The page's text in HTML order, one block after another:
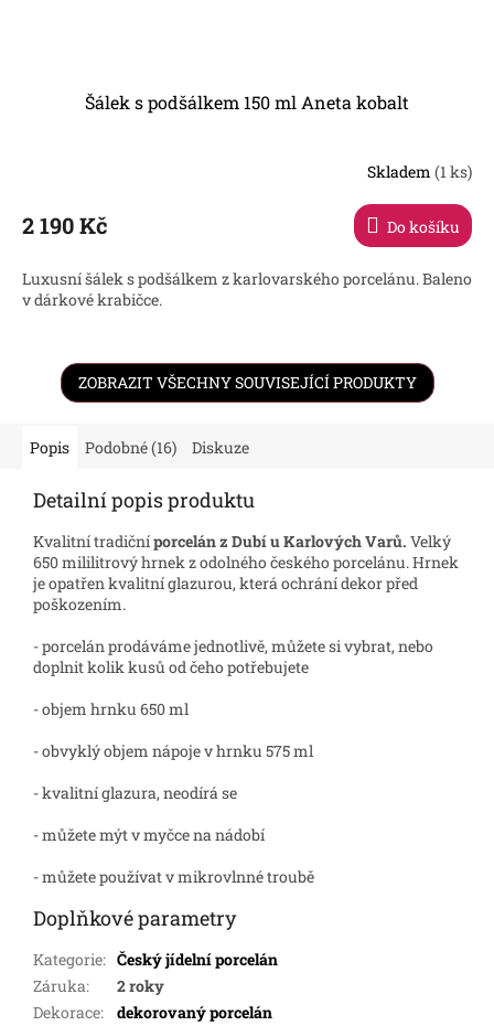
Šálek s podšálkem 150 ml Aneta kobalt
produktu
je
z
5
Skladem(1 ks)
2 190 Kč Do košíku
Luxusní šálek s podšálkem z karlovarského porcelánu. Baleno
v dárkové krabičce.
ZOBRAZIT VŠECHNY SOUVISEJÍCÍ PRODUKTY
Popis Podobné (16) Diskuze
Detailní popis produktu
Kvalitní tradičníporcelán z Dubí u Karlových Varů. Velký
650 mililitrový hrnek z odolného českého porcelánu. Hrnek
je opatřen kvalitní glazurou, která ochrání dekor před
poškozením.
- porcelán prodáváme jednotlivě, můžete si vybrat, nebo
doplnit kolik kusů od čeho potřebujete
- objem hrnku 650 ml
- obvyklý objem nápoje v hrnku 575 ml
- kvalitní glazura, neodírá se
- můžete mýt v myčce na nádobí
- můžete používat v mikrovlnné troubě
Doplňkové parametry
Kategorie: Český jídelní porcelán
Záruka:
2 roky
Dekorace:
dekorovaný porcelán